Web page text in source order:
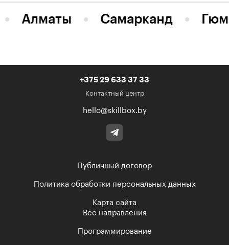
Алматы Самарканд
+375 29 633 37 33
Контактный центр
hello@skillbox.by
Публичный договор
Политика обработки персональных данных
Карта сайта
Все направления
Программирование